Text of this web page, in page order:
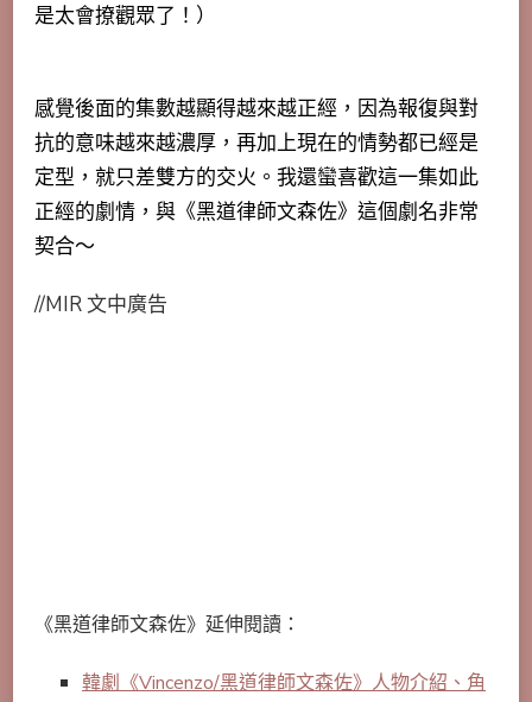
是太會撩觀眾了！）
感覺後面的集數越顯得越來越正經，因為報復與對
抗的意味越來越濃厚，再加上現在的情勢都已經是
定型，就只差雙方的交火。我還蠻喜歡這一集如此
正經的劇情，與《黑道律師文森佐》這個劇名非常
契合～
//MIR 文中廣告
《黑道律師文森佐》延伸閱讀：
韓劇《Vincenzo/黑道律師文森佐》人物介紹、角